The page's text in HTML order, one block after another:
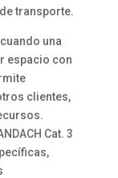
transporte.
una
espacio con
clientes,
Cat. 3